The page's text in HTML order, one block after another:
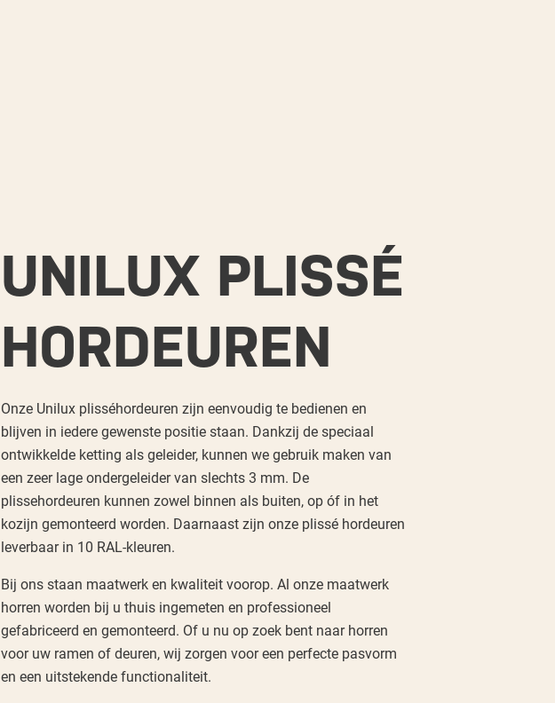
UNILUX PLISSÉ
HORDEUREN
Onze Unilux plisséhordeuren zijn eenvoudig te bedienen en
blijven in iedere gewenste positie staan. Dankzij de speciaal
ontwikkelde ketting als geleider, kunnen we gebruik maken van
een zeer lage ondergeleider van slechts 3 mm. De
plissehordeuren kunnen zowel binnen als buiten, op óf in het
kozijn gemonteerd worden. Daarnaast zijn onze plissé hordeuren
leverbaar in 10 RAL-kleuren.
Bij ons staan maatwerk en kwaliteit voorop. Al onze maatwerk
horren worden bij u thuis ingemeten en professioneel
gefabriceerd en gemonteerd. Of u nu op zoek bent naar horren
voor uw ramen of deuren, wij zorgen voor een perfecte pasvorm
en een uitstekende functionaliteit.